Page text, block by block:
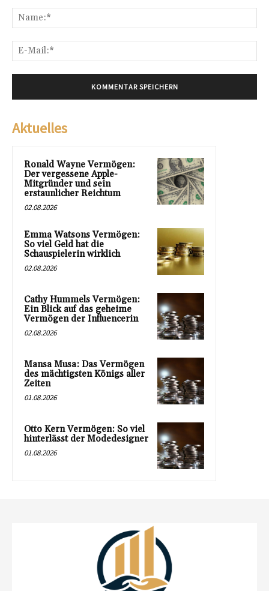
Aktuelles
Ronald Wayne Vermögen:
Der vergessene Apple-
Mitgründer und sein
erstaunlicher Reichtum
02.08.2026
Emma Watsons Vermögen:
So viel Geld hat die
Schauspielerin wirklich
02.08.2026
Cathy Hummels Vermögen:
Ein Blick auf das geheime
Vermögen der Influencerin
02.08.2026
Mansa Musa: Das Vermögen
des mächtigsten Königs aller
Zeiten
01.08.2026
Otto Kern Vermögen: So viel
hinterlässt der Modedesigner
01.08.2026